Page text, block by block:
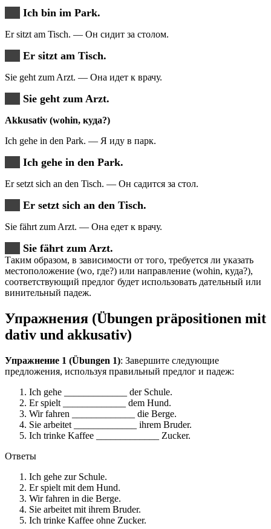
Ich bin im Park.
Er sitzt am Tisch. — Он сидит за столом.
Er sitzt am Tisch.
Sie geht zum Arzt. — Она идет к врачу.
Sie geht zum Arzt.
Akkusativ (wohin, куда?)
Ich gehe in den Park. — Я иду в парк.
Ich gehe in den Park.
Er setzt sich an den Tisch. — Он садится за стол.
Er setzt sich an den Tisch.
Sie fährt zum Arzt. — Она едет к врачу.
Sie fährt zum Arzt.
Таким образом, в зависимости от того, требуется ли указать
местоположение (wo, где?) или направление (wohin, куда?),
соответствующий предлог будет использовать дательный или
винительный падеж.
Упражнения (Übungen präpositionen mit
dativ und akkusativ)
Упражнение 1 (Übungen 1): Завершите следующие
предложения, используя правильный предлог и падеж:
Ich gehe _____________ der Schule.
Er spielt _____________ dem Hund.
Wir fahren _____________ die Berge.
Sie arbeitet _____________ ihrem Bruder.
Ich trinke Kaffee _____________ Zucker.
Ответы
Ich gehe zur Schule.
Er spielt mit dem Hund.
Wir fahren in die Berge.
Sie arbeitet mit ihrem Bruder.
Ich trinke Kaffee ohne Zucker.